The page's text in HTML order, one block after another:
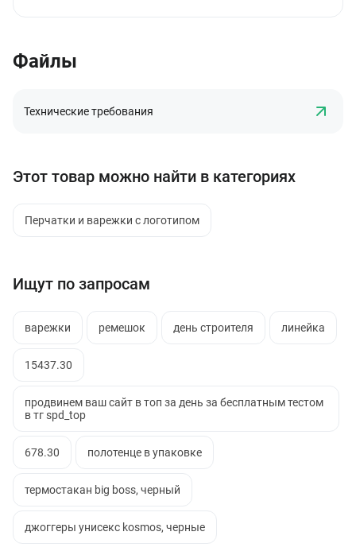
Файлы
Технические требования
Этот товар можно найти в категориях
Перчатки и варежки с логотипом
Ищут по запросам
варежки ремешок день строителя линейка
15437.30
продвинем ваш сайт в топ за день за бесплатным тестом
в тг spd_top
678.30 полотенце в упаковке
термостакан big boss, черный
джоггеры унисекс kosmos, черные